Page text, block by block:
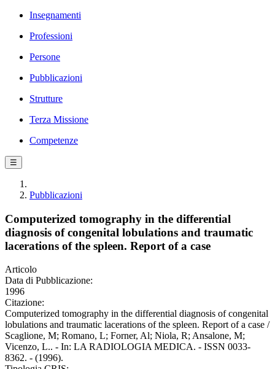
Insegnamenti
Professioni
Persone
Pubblicazioni
Strutture
Terza Missione
Competenze
☰
Pubblicazioni
Computerized tomography in the differential
diagnosis of congenital lobulations and traumatic
lacerations of the spleen. Report of a case
Articolo
Data di Pubblicazione:
1996
Citazione:
Computerized tomography in the differential diagnosis of congenital
lobulations and traumatic lacerations of the spleen. Report of a case /
Scaglione, M; Romano, L; Forner, Al; Niola, R; Ansalone, M;
Vicenzo, L.. - In: LA RADIOLOGIA MEDICA. - ISSN 0033-
8362. - (1996).